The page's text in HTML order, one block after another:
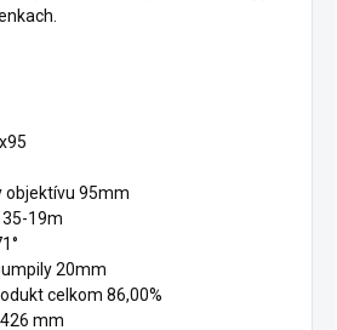
objektívu 95mm
19m
20mm
celkom 86,00%
mm